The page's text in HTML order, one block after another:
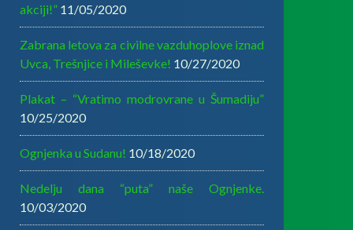
akciji!” 11/05/2020
Zabrana letova za civilne vazduhoplove iznad
Uvca, Trešnjice i Mileševke! 10/27/2020
Plakat – “Vratimo modrovrane u Šumadiju”
10/25/2020
Ognjenka u Sudanu! 10/18/2020
Nedelju dana “puta” naše Ognjenke.
10/03/2020